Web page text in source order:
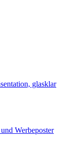
glasklar
Werbeposter